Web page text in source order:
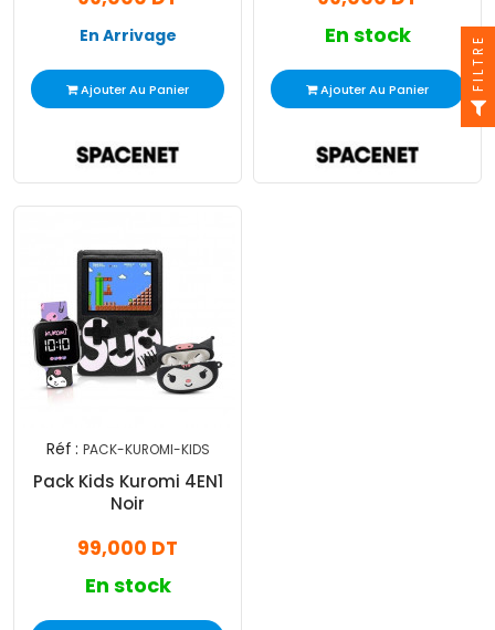
En Arrivage
Ajouter Au Panier
En stock
Ajouter Au Panier
Réf : PACK-KUROMI-KIDS
Pack Kids Kuromi 4EN1
Noir
99,000 DT
En stock
FILTRE